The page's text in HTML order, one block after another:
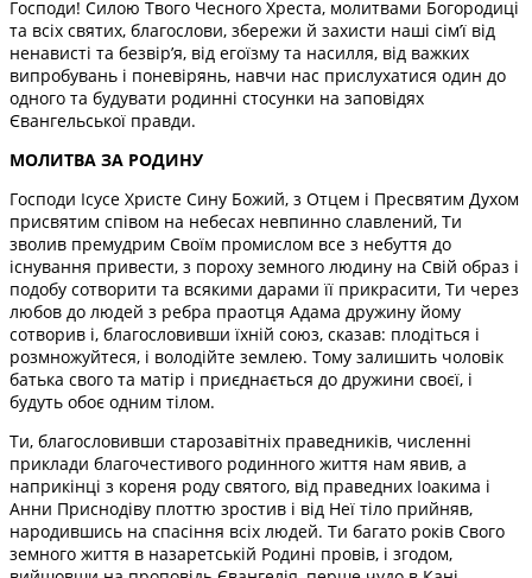
Господи! Силою Твого Чесного Хреста, молитвами Богородиці
та всіх святих, благослови, збережи й захисти наші сім’ї від
ненависті та безвір’я, від егоїзму та насилля, від важких
випробувань і поневірянь, навчи нас прислухатися один до
одного та будувати родинні стосунки на заповідях
Євангельської правди.
МОЛИТВА ЗА РОДИНУ
Господи Ісусе Христе Сину Божий, з Отцем і Пресвятим Духом
присвятим співом на небесах невпинно славлений, Ти
зволив премудрим Своїм промислом все з небуття до
існування привести, з пороху земного людину на Свій образ і
подобу сотворити та всякими дарами її прикрасити, Ти через
любов до людей з ребра праотця Адама дружину йому
сотворив і, благословивши їхній союз, сказав: плодіться і
розмножуйтеся, і володійте землею. Тому залишить чоловік
батька свого та матір і приєднається до дружини своєї, і
будуть обоє одним тілом.
Ти, благословивши старозавітніх праведників, численні
приклади благочестивого родинного життя нам явив, а
наприкінці з кореня роду святого, від праведних Іоакима і
Анни Приснодіву плоттю зростив і від Неї тіло прийняв,
народившись на спасіння всіх людей. Ти багато років Свого
земного життя в назаретській Родині провів, і згодом,